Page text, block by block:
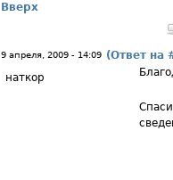
Вверх
9 апреля, 2009 - 14:09 (Ответ на
наткор